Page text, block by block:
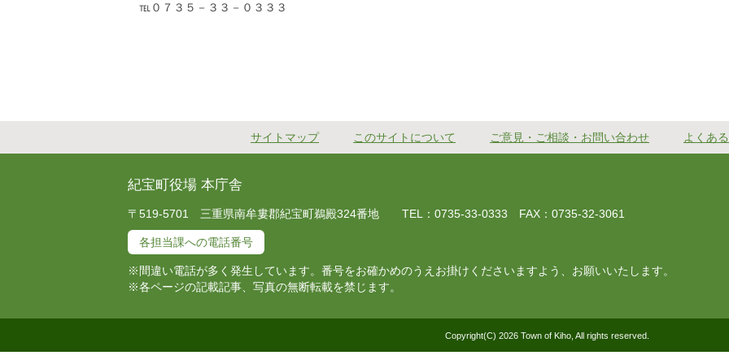
℡０７３５－３３－０３３３
サイトマップ このサイトについて ご意見・ご相談・お問い合わせ よくあ
紀宝町役場 本庁舎
〒519-5701 三重県南牟婁郡紀宝町鵜殿324番地 TEL：0735-33-0333 FAX：0735-32-3061
各担当課への電話番号
※間違い電話が多く発生しています。番号をお確かめのうえお掛けくださいますよう、お願いいたします。
※各ページの記載記事、写真の無断転載を禁じます。
Copyright(C) 2026 Town of Kiho, All rights reserved.